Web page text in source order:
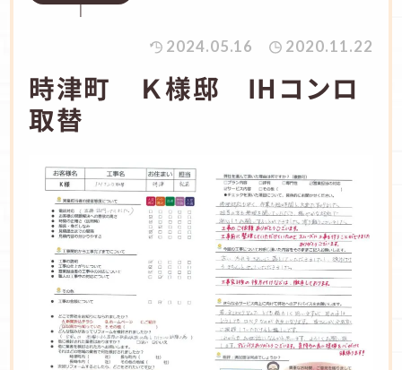
2024.05.16 2020.11.22
時津町 Ｋ様邸 IHコンロ
取替